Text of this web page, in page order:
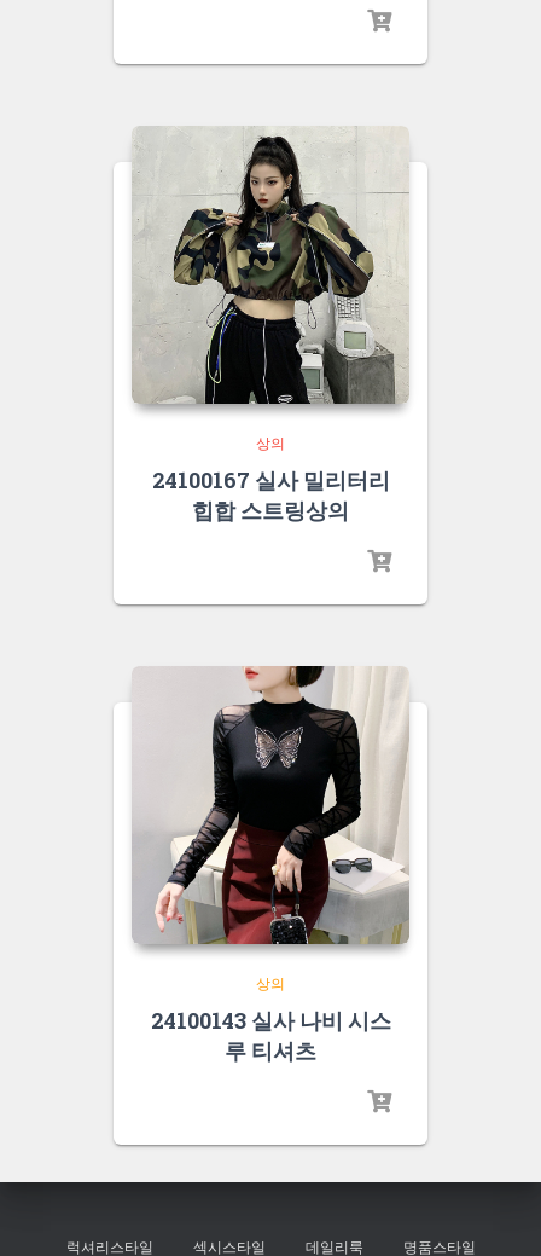
상의
24100167 실사 밀리터리
힙합 스트링상의
상의
24100143 실사 나비 시스
루 티셔츠
럭셔리스타일 섹시스타일 데일리룩 명품스타일